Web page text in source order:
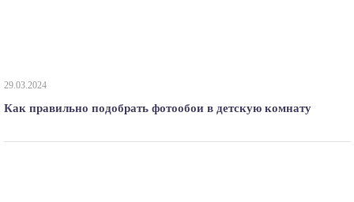
29.03.2024
Как правильно подобрать фотообои в детскую комнату